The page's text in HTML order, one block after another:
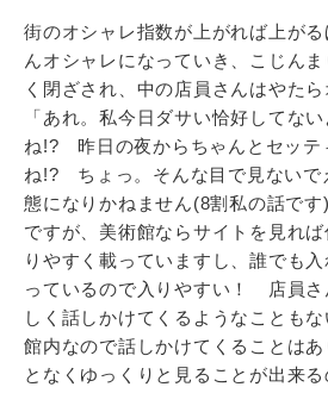
街のオシャレ指数が上がれば上が
んオシャレになっていき、こじん
く閉ざされ、中の店員さんはやた
「あれ。私今日ダサい恰好してな
ね!? 昨日の夜からちゃんとセッ
ね!? ちょっ。そんな目で見ないで
態になりかねません(8割私の話です)
ですが、美術館ならサイトを見れ
りやすく載っていますし、誰でも
っているので入りやすい！ 店員さ
しく話しかけてくるようなことも
館内なので話しかけてくることは
となくゆっくりと見ることが出来る